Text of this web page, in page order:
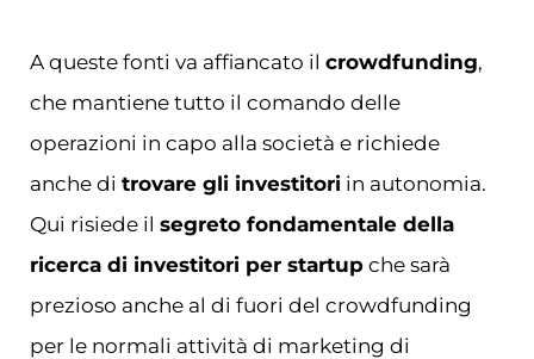
A queste fonti va affiancato il crowdfunding,
che mantiene tutto il comando delle
operazioni in capo alla società e richiede
anche di trovare gli investitori in autonomia.
Qui risiede il segreto fondamentale della
ricerca di investitori per startup che sarà
prezioso anche al di fuori del crowdfunding
per le normali attività di marketing di